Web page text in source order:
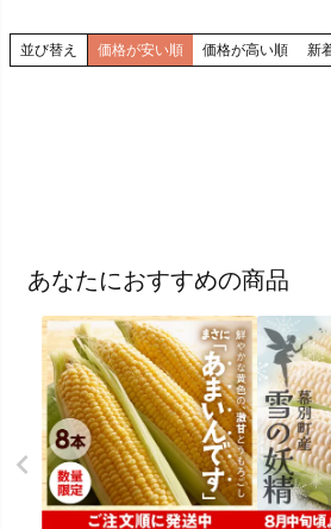
並び替え 価格が安い順 価格が高い順 新
あなたにおすすめの商品